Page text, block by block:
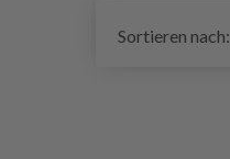
Sortieren nach: